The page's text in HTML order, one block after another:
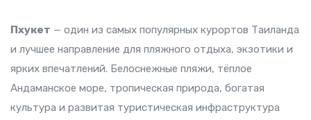
Пхукет — один из самых популярных курортов Таиланда
и лучшее направление для пляжного отдыха, экзотики и
ярких впечатлений. Белоснежные пляжи, тёплое
Андаманское море, тропическая природа, богатая
культура и развитая туристическая инфраструктура